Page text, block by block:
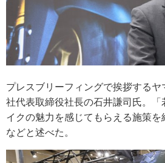
プレスブリーフィングで挨拶する
社代表取締役社長の石井謙司氏。
イクの魅力を感じてもらえる施策を
などと述べた。